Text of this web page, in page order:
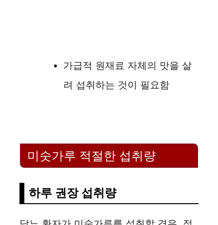
가급적 원재료 자체의 맛을 살
려 섭취하는 것이 필요함
미숫가루 적절한 섭취량
하루 권장 섭취량